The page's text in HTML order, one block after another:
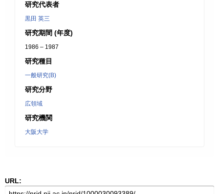
研究代表者
黒田 英三
研究期間 (年度)
1986 – 1987
研究種目
一般研究(B)
研究分野
広領域
研究機関
大阪大学
URL: